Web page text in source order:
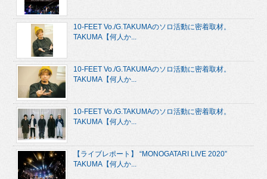
10-FEET Vo./G.TAKUMAのソロ活動に密着取材。
TAKUMA【何人か...
10-FEET Vo./G.TAKUMAのソロ活動に密着取材。
TAKUMA【何人か...
10-FEET Vo./G.TAKUMAのソロ活動に密着取材。
TAKUMA【何人か...
【ライブレポート】 “MONOGATARI LIVE 2020”
TAKUMA【何人か...